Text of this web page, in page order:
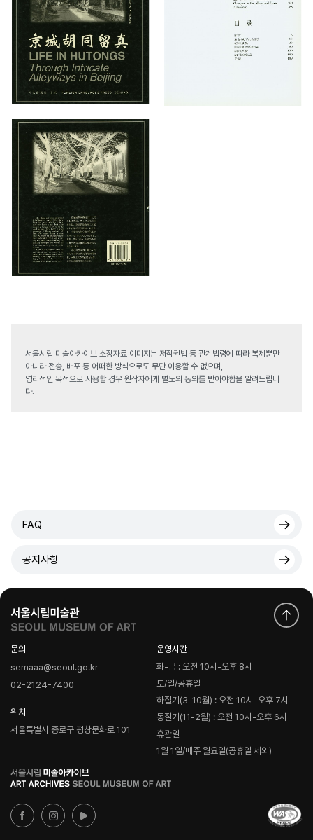
서울시립 미술아카이브 소장자료 이미지는 저작권법 등 관계법령에 따라 복제뿐만
아니라 전송, 배포 등 어떠한 방식으로도 무단 이용할 수 없으며,
영리적인 목적으로 사용할 경우 원작자에게 별도의 동의를 받아야함을 알려드립니
다.
FAQ
공지사항
문의
semaaa@seoul.go.kr
02-2124-7400
위치
서울특별시 종로구 평창문화로 101
운영시간
화-금 : 오전 10시-오후 8시
토/일/공휴일
하절기(3-10월) : 오전 10시-오후 7시
동절기(11-2월) : 오전 10시-오후 6시
휴관일
1월 1일/매주 월요일(공휴일 제외)
로
고